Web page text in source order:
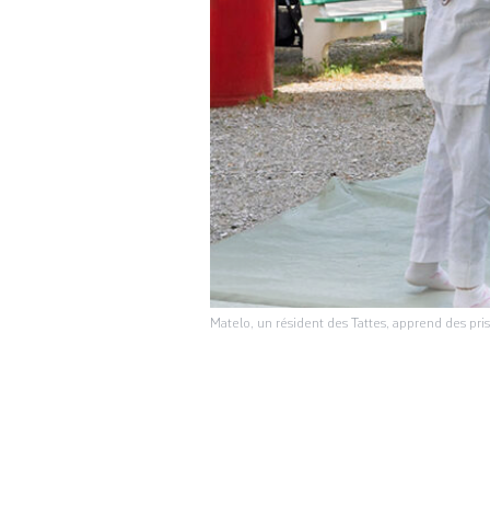
Matelo, un résident des Tattes, apprend des